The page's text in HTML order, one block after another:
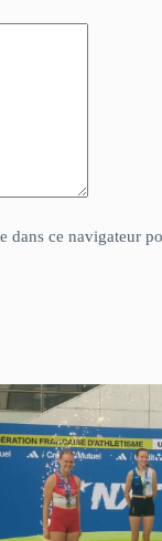
dans ce navigateur